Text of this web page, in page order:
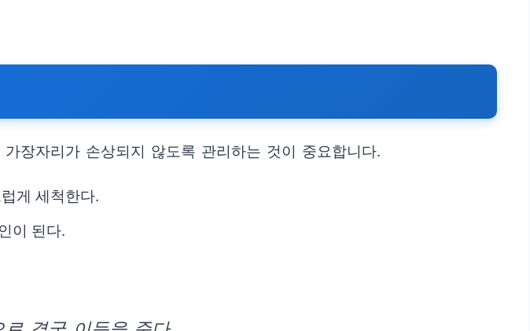
장자리가 손상되지 않도록 관리하는 것이 중요합니다.
게 세척한다.
이 된다.